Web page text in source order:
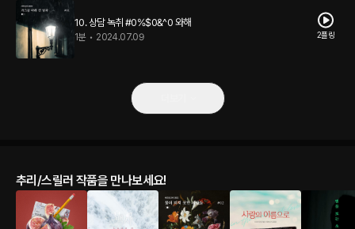
10. 상담 녹취 #0%$0&^0 와해
1분 • 2024.07.09 2플링
추리/스릴러 작품을 만나보세요!